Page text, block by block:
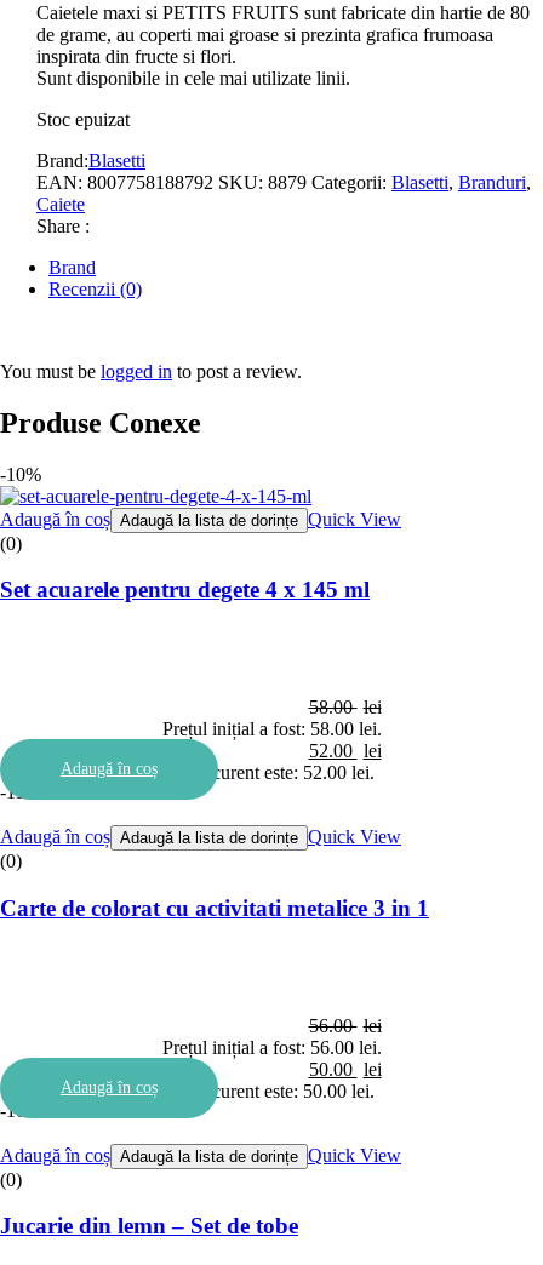
Caietele maxi si PETITS FRUITS sunt fabricate din hartie de 80
de grame, au coperti mai groase si prezinta grafica frumoasa
inspirata din fructe si flori.
Sunt disponibile in cele mai utilizate linii.
Stoc epuizat
Brand:Blasetti
EAN: 8007758188792 SKU: 8879 Categorii: Blasetti, Branduri,
Caiete
Share :
Brand
Recenzii (0)
You must be logged in to post a review.
Produse Conexe
-10%
Adaugă în coș Adaugă la lista de dorințe Quick View
(0)
Set acuarele pentru degete 4 x 145 ml
58.00 lei
Prețul inițial a fost: 58.00 lei.
52.00 lei
Prețul curent este: 52.00 lei.
Adaugă în coș
-11%
Adaugă în coș Adaugă la lista de dorințe Quick View
(0)
Carte de colorat cu activitati metalice 3 in 1
56.00 lei
Prețul inițial a fost: 56.00 lei.
50.00 lei
Prețul curent este: 50.00 lei.
Adaugă în coș
-10%
Adaugă în coș Adaugă la lista de dorințe Quick View
(0)
Jucarie din lemn – Set de tobe